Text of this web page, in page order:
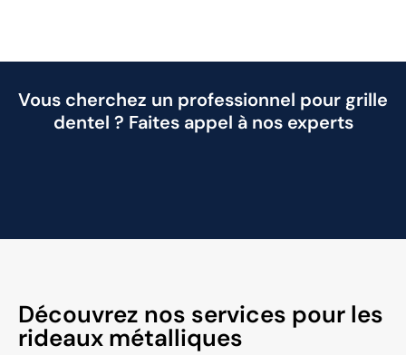
Vous cherchez un professionnel pour grille
dentel ? Faites appel à nos experts
Découvrez nos services pour les
rideaux métalliques